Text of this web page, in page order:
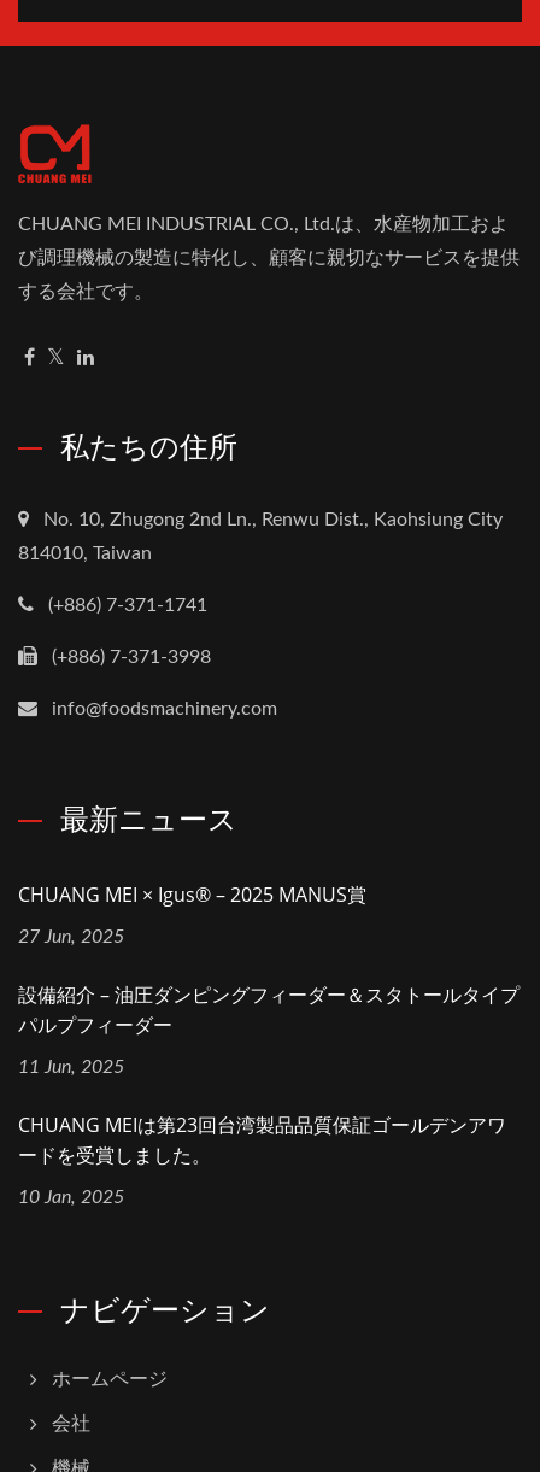
CHUANG MEI INDUSTRIAL CO., Ltd.は、水産物加工およ
び調理機械の製造に特化し、顧客に親切なサービスを提供
する会社です。
私たちの住所
No. 10, Zhugong 2nd Ln., Renwu Dist., Kaohsiung City
814010, Taiwan
(+886) 7-371-1741
(+886) 7-371-3998
info@foodsmachinery.com
最新ニュース
CHUANG MEI × Igus® – 2025 MANUS賞
27 Jun, 2025
設備紹介 – 油圧ダンピングフィーダー＆スタトールタイプ
パルプフィーダー
11 Jun, 2025
CHUANG MEIは第23回台湾製品品質保証ゴールデンアワ
ードを受賞しました。
10 Jan, 2025
ナビゲーション
ホームページ
会社